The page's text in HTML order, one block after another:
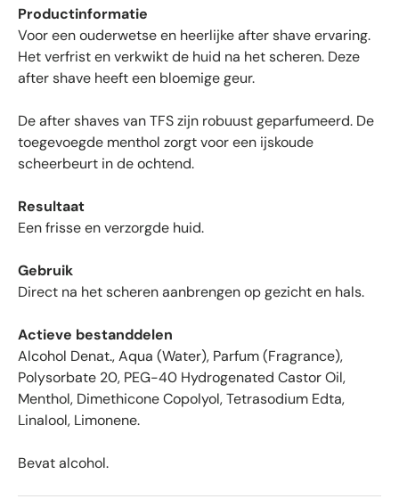
i
g
e
m
e
m
d
4
.
6
Productinformatie
Voor een ouderwetse en heerlijke after shave ervaring.
Het verfrist en verkwikt de huid na het scheren. Deze
after shave heeft een bloemige geur.
De after shaves van TFS zijn robuust geparfumeerd. De
toegevoegde menthol zorgt voor een ijskoude
scheerbeurt in de ochtend.
Resultaat
Een frisse en verzorgde huid.
Gebruik
Direct na het scheren aanbrengen op gezicht en hals.
Actieve bestanddelen
Alcohol Denat., Aqua (Water), Parfum (Fragrance),
Polysorbate 20, PEG-40 Hydrogenated Castor Oil,
Menthol, Dimethicone Copolyol, Tetrasodium Edta,
Linalool, Limonene.
Bevat alcohol.